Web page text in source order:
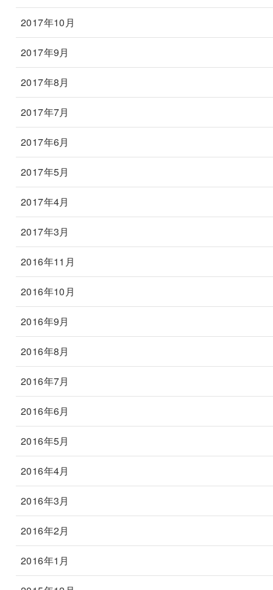
2017年10月
2017年9月
2017年8月
2017年7月
2017年6月
2017年5月
2017年4月
2017年3月
2016年11月
2016年10月
2016年9月
2016年8月
2016年7月
2016年6月
2016年5月
2016年4月
2016年3月
2016年2月
2016年1月